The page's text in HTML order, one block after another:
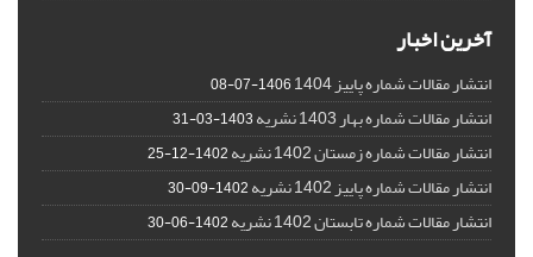
آخرین اخبار
انتشار مقالات شماره پاییز 1404 1406-07-08
انتشار مقالات شماره بهار 1403 نشریه 1403-03-31
انتشار مقالات شماره زمستان 1402 نشریه 1402-12-25
انتشار مقالات شماره پاییز 1402 نشریه 1402-09-30
انتشار مقالات شماره تابستان 1402 نشریه 1402-06-30